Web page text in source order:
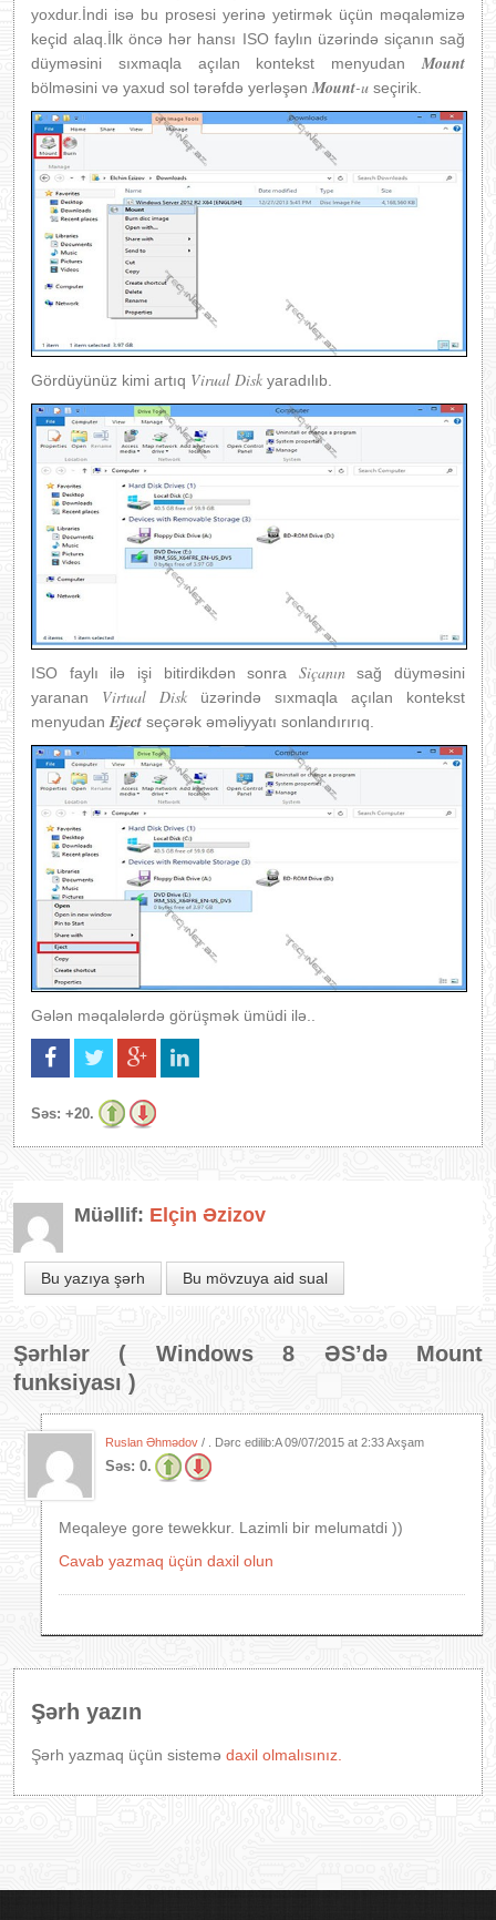
yoxdur.İndi isə bu prosesi yerinə yetirmək üçün məqaləmizə
keçid alaq.İlk öncə hər hansı ISO faylın üzərində siçanın sağ
düyməsini sıxmaqla açılan kontekst menyudan Mount
bölməsini və yaxud sol tərəfdə yerləşən Mount-u seçirik.
Gördüyünüz kimi artıq Virual Disk yaradılıb.
ISO faylı ilə işi bitirdikdən sonra Siçanınsağ düyməsini
yaranan Virtual Disk üzərində sıxmaqla açılan kontekst
menyudan Eject seçərək əməliyyatı sonlandırırıq.
Gələn məqalələrdə görüşmək ümüdi ilə..
Səs: +20.
Müəllif: Elçin Əzizov
Bu yazıya şərh Bu mövzuya aid sual
Şərhlər ( Windows 8 ƏS’də Mount
funksiyası )
Ruslan Əhmədov / . Dərc edilib:A09/07/2015 at 2:33 Axşam
Səs: 0.
Meqaleye gore tewekkur. Lazimli bir melumatdi ))
Cavab yazmaq üçün daxil olun
Şərh yazın
Şərh yazmaq üçün sistemə daxil olmalısınız.